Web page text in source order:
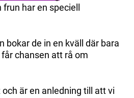
har en speciell
bokar de in en kväll där bara
chansen att rå om
är en anledning till att vi